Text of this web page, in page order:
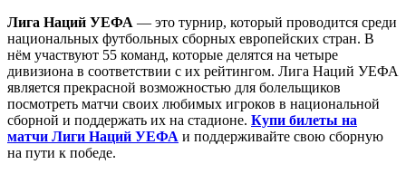
Лига Наций УЕФА — это турнир, который проводится среди
национальных футбольных сборных европейских стран. В
нём участвуют 55 команд, которые делятся на четыре
дивизиона в соответствии с их рейтингом. Лига Наций УЕФА
является прекрасной возможностью для болельщиков
посмотреть матчи своих любимых игроков в национальной
сборной и поддержать их на стадионе. Купи билеты на
матчи Лиги Наций УЕФА и поддерживайте свою сборную
на пути к победе.